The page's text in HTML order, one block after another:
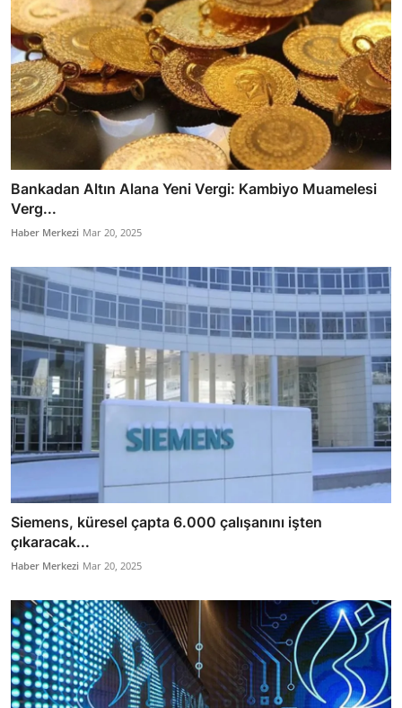
Bankadan Altın Alana Yeni Vergi: Kambiyo Muamelesi
Verg...
Haber Merkezi Mar 20, 2025
Siemens, küresel çapta 6.000 çalışanını işten
çıkaracak...
Haber Merkezi Mar 20, 2025